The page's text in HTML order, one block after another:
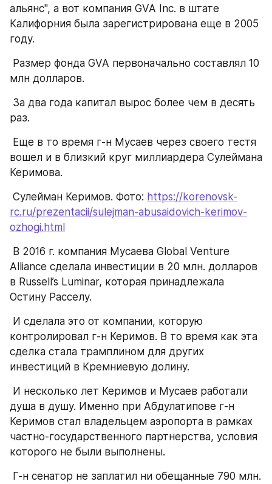
альянс", а вот компания GVA Inc. в штате
Калифорния была зарегистрирована еще в 2005
году.
млн долларов.
раз.
вошел и в близкий круг миллиардера Сулеймана
Керимова.
Сулейман Керимов. Фото: https://korenovsk-
rc.ru/prezentacii/sulejman-abusaidovich-kerimov-
ozhogi.html
Alliance сделала инвестиции в 20 млн. долларов
в Russell’s Luminar, которая принадлежала
Остину Расселу.
контролировал г-н Керимов. В то время как эта
сделка стала трамплином для других
инвестиций в Кремниевую долину.
душа в душу. Именно при Абдулатипове г-н
Керимов стал владельцем аэропорта в рамках
частно-государственного партнерства, условия
которого не были выполнены.